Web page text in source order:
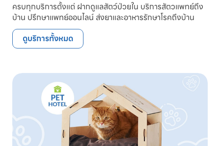
ครบทุกบริการตั้งแต่ ฝากดูแลสัตว์ป่วยใน บริการสัตวแพทย์ถึง
บ้าน ปรึกษาแพทย์ออนไลน์ ส่งยาและอาหารรักษาโรคถึงบ้าน
ดูบริการทั้งหมด